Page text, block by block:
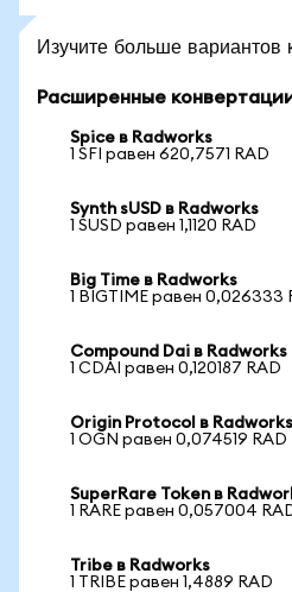
Изучите больше вариантов
Расширенные
Spice в Radworks
1 SFI равен 620,7571 RAD
Synth sUSD в Radworks
1 SUSD равен 1,1120 RAD
Big Time в Radworks
1 BIGTIME равен 0,026333
Compound Dai в Radworks
1 CDAI равен 0,120187 RAD
Origin Protocol в Radworks
1 OGN равен 0,074519 RAD
SuperRare Token в
1 RARE равен 0,057004
Tribe в Radworks
1 TRIBE равен 1,4889 RAD